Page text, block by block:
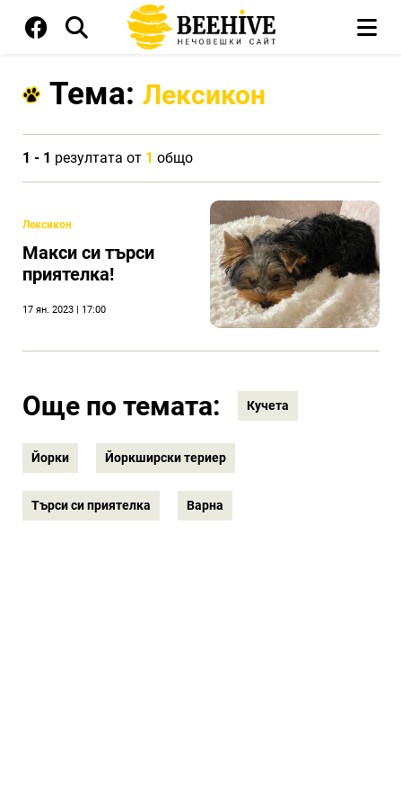
Тема: Лексикон
1 - 1 резултата от 1 общо
Лексикон
Макси си търси
приятелка!
17 ян. 2023 | 17:00
Още по темата: Кучета
Йорки Йоркширски териер
Търси си приятелка Варна